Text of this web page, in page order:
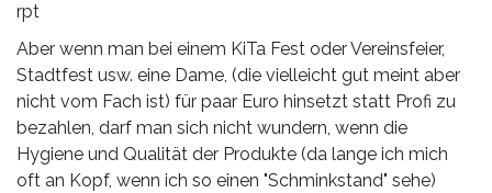
rpt
Aber wenn man bei einem KiTa Fest oder Vereinsfeier,
Stadtfest usw. eine Dame, (die vielleicht gut meint aber
nicht vom Fach ist) für paar Euro hinsetzt statt Profi zu
bezahlen, darf man sich nicht wundern, wenn die
Hygiene und Qualität der Produkte (da lange ich mich
oft an Kopf, wenn ich so einen "Schminkstand" sehe)